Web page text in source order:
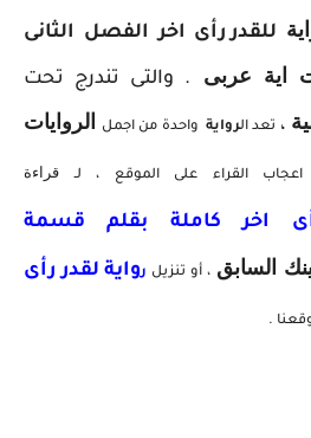
للقدر رأى اخر الفصل الثانى
اية عربى . والتى تندرج تحت
، تعد الرواية واحدة من اجمل الروايات
اعجاب القراء على الموقع ، لـ قراءة
اخر كاملة بقلم قسمة
السابق، أو تنزيل رواية لقدر رأى
.